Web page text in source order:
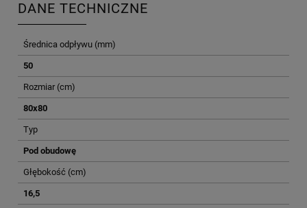
DANE TECHNICZNE
Średnica odpływu (mm)
50
Rozmiar (cm)
80x80
Typ
Pod obudowę
Głębokość (cm)
16,5